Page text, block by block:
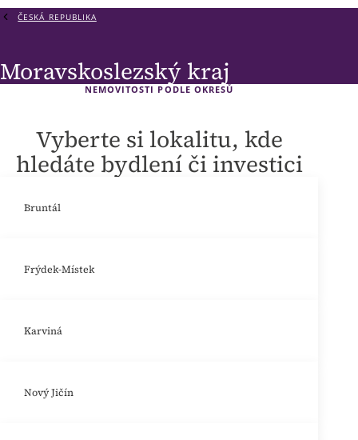
ČESKÁ REPUBLIKA
Moravskoslezský kraj
NEMOVITOSTI PODLE OKRESŮ
Vyberte si lokalitu, kde
hledáte bydlení či investici
Bruntál
Frýdek-Místek
Karviná
Nový Jičín